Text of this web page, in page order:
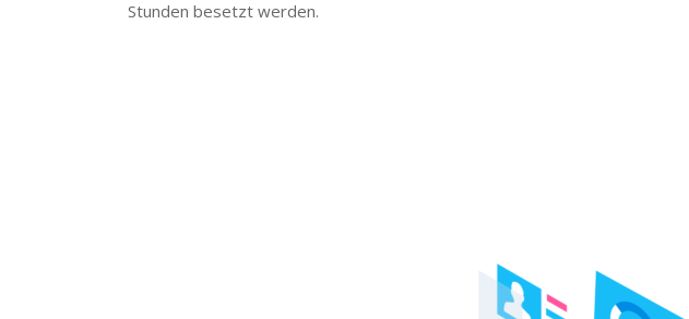
Stunden besetzt werden.